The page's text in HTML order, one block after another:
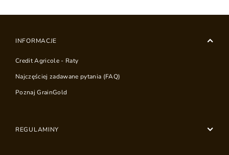
INFORMACJE
Credit Agricole - Raty
Najczęściej zadawane pytania (FAQ)
Poznaj GrainGold
REGULAMINY